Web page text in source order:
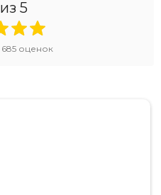
из 5
685оценок